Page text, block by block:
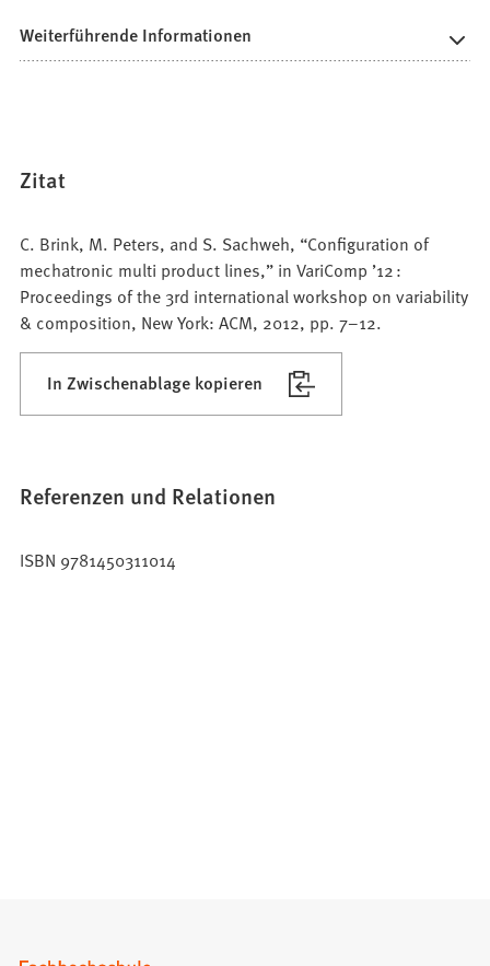
Weiterführende Informationen
Zitat
C. Brink, M. Peters, and S. Sachweh, “Configuration of
mechatronic multi product lines,” in VariComp ’12 :
Proceedings of the 3rd international workshop on variability
& composition, New York: ACM, 2012, pp. 7–12.
In Zwischenablage kopieren
Referenzen und Relationen
ISBN 9781450311014